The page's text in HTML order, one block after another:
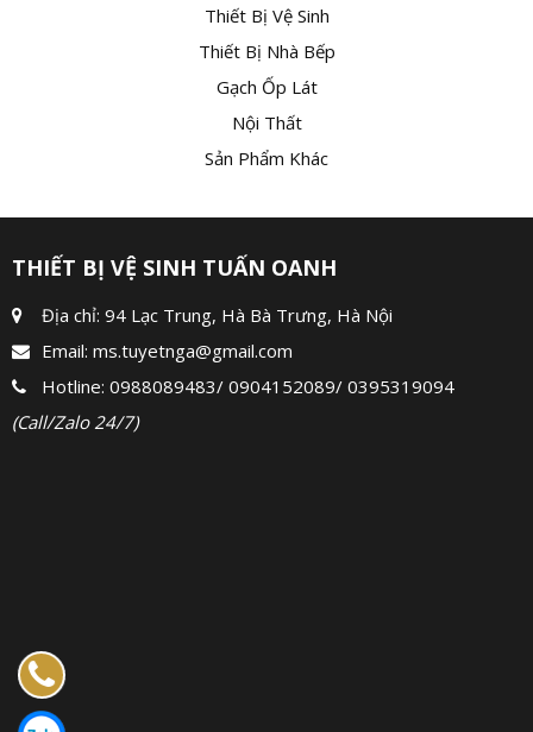
Thiết Bị Vệ Sinh
Thiết Bị Nhà Bếp
Gạch Ốp Lát
Nội Thất
Sản Phẩm Khác
THIẾT BỊ VỆ SINH TUẤN OANH
Địa chỉ: 94 Lạc Trung, Hà Bà Trưng, Hà Nội
Email: ms.tuyetnga@gmail.com
Hotline: 0988089483/ 0904152089/ 0395319094
(Call/Zalo 24/7)